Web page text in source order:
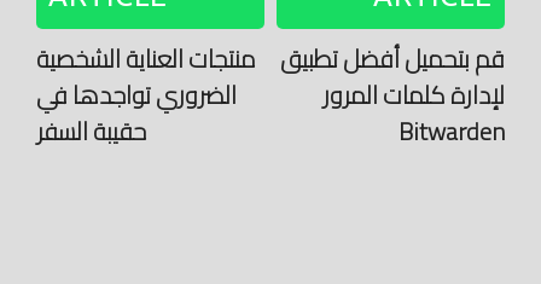
قم بتحميل أفضل تطبيق
لإدارة كلمات المرور
Bitwarden
منتجات العناية الشخصية
الضروري تواجدها في
حقيبة السفر